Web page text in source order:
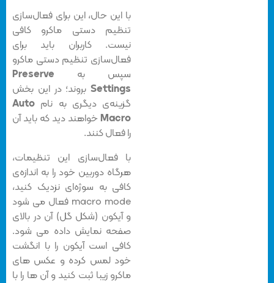
با این حال، این برای فعال‌سازی
تنظیم دستی ماکرو کافی
نیست. کاربران باید برای
فعال‌سازی تنظیم دستی ماکرو
سپس به
Preserve
Settings بروند؛ در این بخش
گزینه‌ی دیگری به نام Auto
Macroخواهند دید که باید آن
را فعال کنند.
با فعال‌سازی این تنظیمات،
هرگاه دوربین خود را به اندازه‌ی
کافی به سوژه‌ای نزدیک کنید،
macro mode فعال می شود
و آیکون (شکل گل) آن در بالای
صفحه نمایش داده می شود.
کافی است آیکون را با انگشت
خود لمس کرده و عکس های
ماکرو زیبا ثبت کنید و آن ها را با